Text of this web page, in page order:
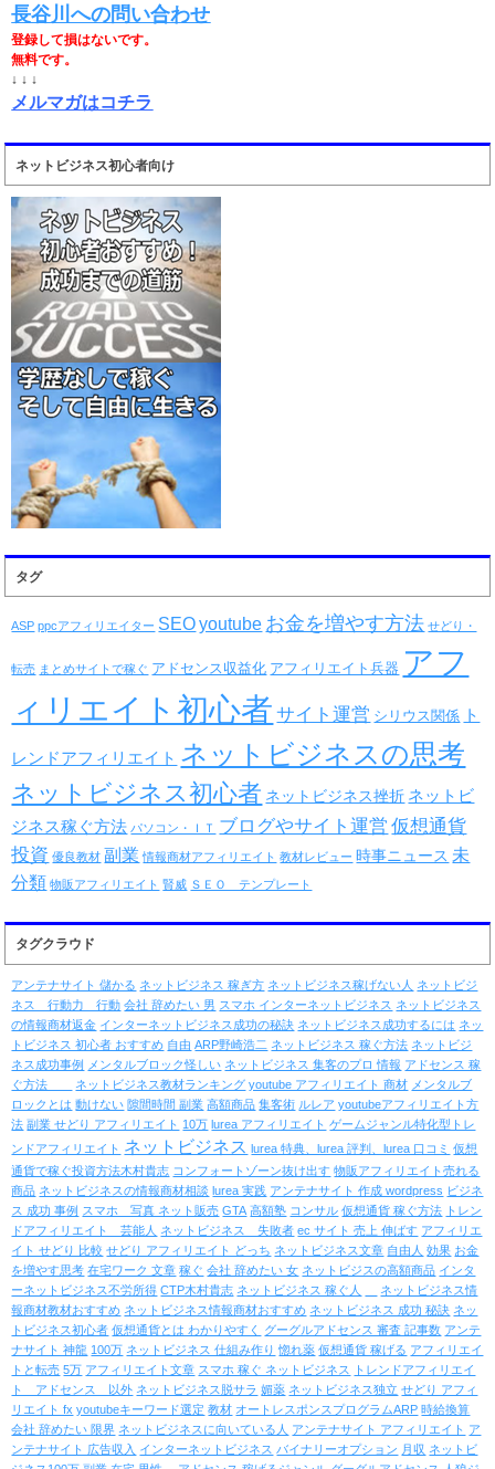
長谷川への問い合わせ
登録して損はないです。
無料です。
↓ ↓ ↓
メルマガはコチラ
ネットビジネス初心者向け
タグ
ASP ppcアフィリエイター SEO youtube お金を増やす方法 せどり・
転売 まとめサイトで稼ぐ アドセンス収益化 アフィリエイト兵器 アフ
ィリエイト初心者 サイト運営 シリウス関係 ト
レンドアフィリエイト ネットビジネスの思考
ネットビジネス初心者 ネットビジネス挫折 ネットビ
ジネス稼ぐ方法 パソコン・ＩＴ ブログやサイト運営 仮想通貨
投資 優良教材 副業 情報商材アフィリエイト 教材レビュー 時事ニュース 未
分類 物販アフィリエイト 賢威 ＳＥＯ テンプレート
タグクラウド
アンテナサイト 儲かる ネットビジネス 稼ぎ方 ネットビジネス稼げない人 ネットビジ
ネス 行動力 行動 会社 辞めたい 男 スマホ インターネットビジネス ネットビジネス
の情報商材返金 インターネットビジネス成功の秘訣 ネットビジネス成功するには ネッ
トビジネス 初心者 おすすめ 自由 ARP野崎浩二 ネットビジネス 稼ぐ方法 ネットビジ
ネス成功事例 メンタルブロック怪しい ネットビジネス 集客のプロ 情報 アドセンス 稼
ぐ方法
ネットビジネス教材ランキング youtube アフィリエイト 商材 メンタルブ
ロックとは 動けない 隙間時間 副業 高額商品 集客術 ルレア youtubeアフィリエイト方
法 副業 せどり アフィリエイト 10万 lurea アフィリエイト ゲームジャンル特化型トレ
ンドアフィリエイト ネットビジネス lurea 特典、lurea 評判、lurea 口コミ 仮想
通貨で稼ぐ投資方法木村貴志 コンフォートゾーン抜け出す 物販アフィリエイト売れる
商品 ネットビジネスの情報商材相談 lurea 実践 アンテナサイト 作成 wordpress ビジネ
ス 成功 事例 スマホ 写真 ネット販売 GTA 高額塾 コンサル 仮想通貨 稼ぐ方法
トレン
ドアフィリエイト 芸能人 ネットビジネス 失敗者 ec サイト 売上 伸ばす アフィリエ
イト せどり 比較 せどり アフィリエイト どっち ネットビジネス文章 自由人 効果 お金
を増やす思考 在宅ワーク 文章 稼ぐ 会社 辞めたい 女 ネットビジスの高額商品 インタ
ーネットビジネス不労所得 CTP木村貴志 ネットビジネス 稼ぐ人
ネットビジネス情
報商材教材おすすめ ネットビジネス情報商材おすすめ ネットビジネス 成功 秘訣 ネッ
トビジネス初心者 仮想通貨とは わかりやすく グーグルアドセンス 審査 記事数 アンテ
ナサイト 神龍 100万 ネットビジネス 仕組み作り 惚れ薬 仮想通貨 稼げる アフィリエイ
トと転売 5万 アフィリエイト文章 スマホ 稼ぐ ネットビジネス
トレンドアフィリエイ
ト アドセンス 以外 ネットビジネス脱サラ 媚薬 ネットビジネス独立 せどり アフィ
リエイト fx youtubeキーワード選定 教材 オートレスポンスプログラムARP 時給換算
会社 辞めたい 限界 ネットビジネスに向いている人 アンテナサイト アフィリエイト ア
ンテナサイト 広告収入 インターネットビジネス バイナリーオプション 月収 ネットビ